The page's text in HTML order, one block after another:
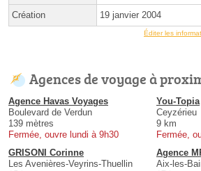
Création 19 janvier 2004
Éditer les
Agences de voyage à
Agence Havas Voyages
Boulevard de Verdun
139 mètres
Fermée, ouvre lundi à 9h30
You-Topia
Ceyzérieu
9 km
Fermée,
GRISONI Corinne
Les Avenières-Veyrins-Thuellin
Agence
Aix-les-